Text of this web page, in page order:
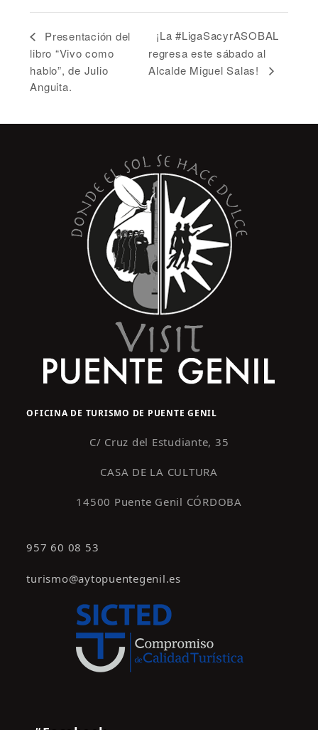
Presentación del
libro “Vivo como
hablo”, de Julio
Anguita.
¡La #LigaSacyrASOBAL
regresa este sábado al
Alcalde Miguel Salas!
OFICINA DE TURISMO DE PUENTE GENIL
C/ Cruz del Estudiante, 35
CASA DE LA CULTURA
14500 Puente Genil CÓRDOBA
957 60 08 53
turismo@aytopuentegenil.es